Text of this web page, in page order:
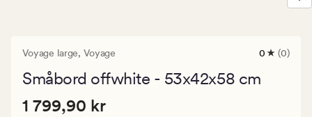
Voyage large,Voyage
0
med
0 (0)
Småbord offwhite - 53x42x58 cm
Pris
Pris 1 799,90 kr
1 799,90 kr